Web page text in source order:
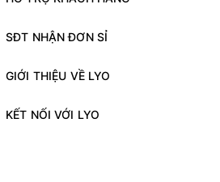
SĐT NHẬN ĐƠN SỈ
GIỚI THIỆU VỀ LYO
KẾT NỐI VỚI LYO